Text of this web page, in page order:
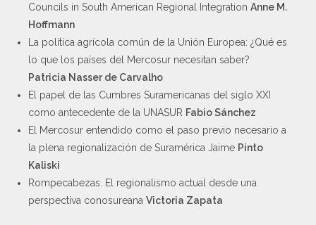
Councils in South American Regional Integration Anne M.
Hoffmann
La política agrícola común de la Unión Europea: ¿Qué es
lo que los países del Mercosur necesitan saber?
Patricia Nasser de Carvalho
El papel de las Cumbres Suramericanas del siglo XXI
como antecedente de la UNASUR Fabio Sánchez
El Mercosur entendido como el paso previo necesario a
la plena regionalización de Suramérica Jaime Pinto
Kaliski
Rompecabezas. El regionalismo actual desde una
perspectiva conosureana Victoria Zapata